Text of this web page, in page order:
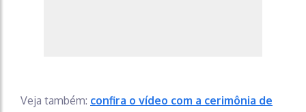
Veja também: confira o vídeo com a cerimônia de